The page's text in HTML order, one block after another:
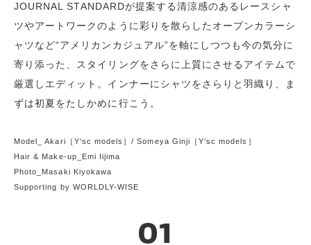
JOURNAL STANDARDが提案する清涼感のあるレースシャ
ツやアートワークのように彩りを散らしたオープンカラーシ
ャツなど“アメリカンカジュアル”を軸にしつつも今の気分に
寄り添った、スタイリングをさらに上質にさせるアイテムで
厳選しエディット。インナーにシャツをさらりと羽織り、ま
ずは初夏をたしかめに行こう。
Model_ Akari［Y‘sc models］/ Someya Ginji［Y‘sc models］
Hair & Make-up_Emi Iijima
Photo_Masaki Kiyokawa
Supporting by WORLDLY-WISE
01